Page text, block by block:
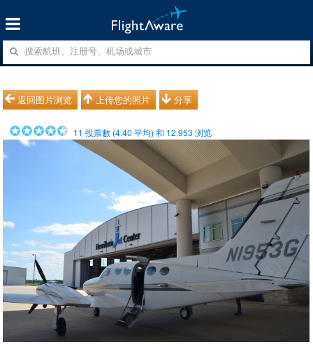
返回图片浏览 上传您的照片 分享
11 投票數 (4.40 平均) 和 12,953 浏览